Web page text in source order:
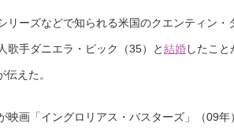
リーズなどで知られる米国のクエンティン・
歌手ダニエラ・ピック（35）と結婚したこ
伝えた。
映画「イングロリアス・バスターズ」（09